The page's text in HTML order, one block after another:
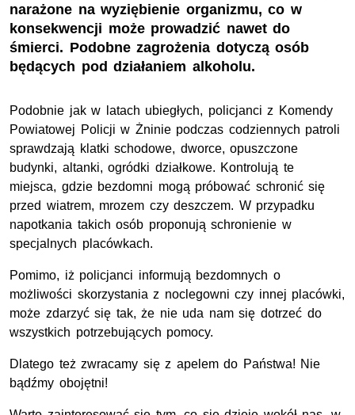
narażone na wyziębienie organizmu, co w
konsekwencji może prowadzić nawet do
śmierci. Podobne zagrożenia dotyczą osób
będących pod działaniem alkoholu.
Podobnie jak w latach ubiegłych, policjanci z Komendy
Powiatowej Policji w Żninie podczas codziennych patroli
sprawdzają klatki schodowe, dworce, opuszczone
budynki, altanki, ogródki działkowe. Kontrolują te
miejsca, gdzie bezdomni mogą próbować schronić się
przed wiatrem, mrozem czy deszczem. W przypadku
napotkania takich osób proponują schronienie w
specjalnych placówkach.
Pomimo, iż policjanci informują bezdomnych o
możliwości skorzystania z noclegowni czy innej placówki,
może zdarzyć się tak, że nie uda nam się dotrzeć do
wszystkich potrzebujących pomocy.
Dlatego też zwracamy się z apelem do Państwa! Nie
bądźmy obojętni!